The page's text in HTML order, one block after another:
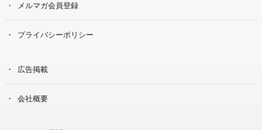
メルマガ会員登録
プライバシーポリシー
広告掲載
会社概要